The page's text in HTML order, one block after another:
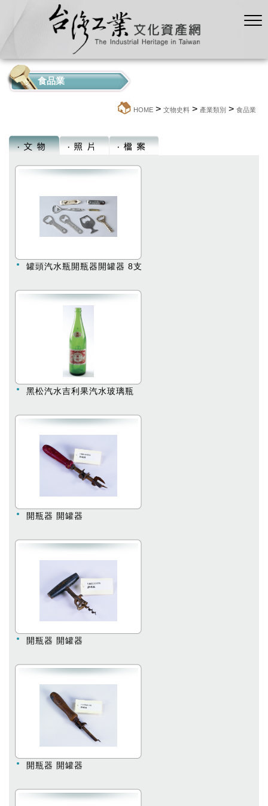
食品業
HOME > 文物史料 > 產業類別 > 食品業
罐頭汽水瓶開瓶器開罐器 8支
黑松汽水吉利果汽水玻璃瓶
開瓶器 開罐器
開瓶器 開罐器
開瓶器 開罐器